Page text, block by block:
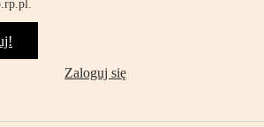
Zaloguj się